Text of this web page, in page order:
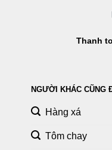
Thanh
NGƯỜI KHÁC CŨNG
Hàng xá
Tôm chay